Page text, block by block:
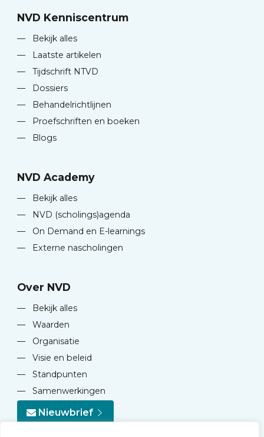
NVD Kenniscentrum
—
Bekijk alles
—
Laatste artikelen
—
Tijdschrift NTVD
—
Dossiers
—
Behandelrichtlijnen
—
Proefschriften en boeken
—
Blogs
NVD Academy
—
Bekijk alles
—
NVD (scholings)agenda
—
On Demand en E-learnings
—
Externe nascholingen
Over NVD
—
Bekijk alles
—
Waarden
—
Organisatie
—
Visie en beleid
—
Standpunten
—
Samenwerkingen
Nieuwbrief